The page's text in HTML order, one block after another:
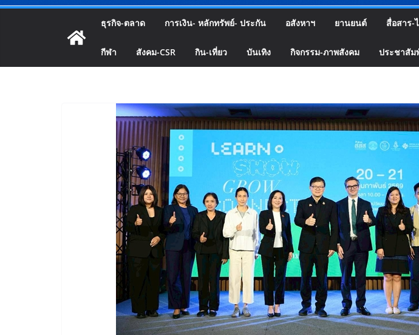
ธุรกิจ-ตลาด การเงิน- หลักทรัพย์- ประกัน อสังหาฯ ยานยนต์ สื่อสาร-
กีฬา สังคม-CSR กิน-เที่ยว บันเทิง กิจกรรม-ภาพสังคม ประชาสั